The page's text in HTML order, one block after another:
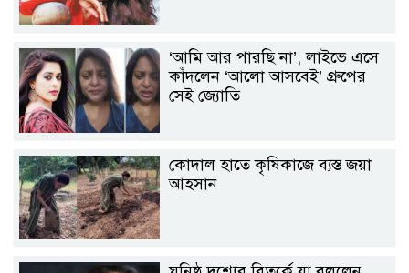
‘আমি আর পারছি না’, লাইভে এসে
কাঁদলেন ‘আলো আসবেই’ গ্রুপের
সেই জ্যোতি
কোদাল হাতে কৃষিকাজে ব্যস্ত জয়া
আহসান